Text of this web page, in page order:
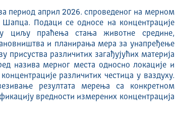
период април 2026. спроведеног на мерном
Подаци се односе на концентрације
циљу праћења стања животне средине,
и планирања мера за унапређење
присуства различитих загађујућих материја
назива мерног места односно локације и
различитих честица у ваздуху.
резултата мерења са конкретном
вредности измерених концентрација